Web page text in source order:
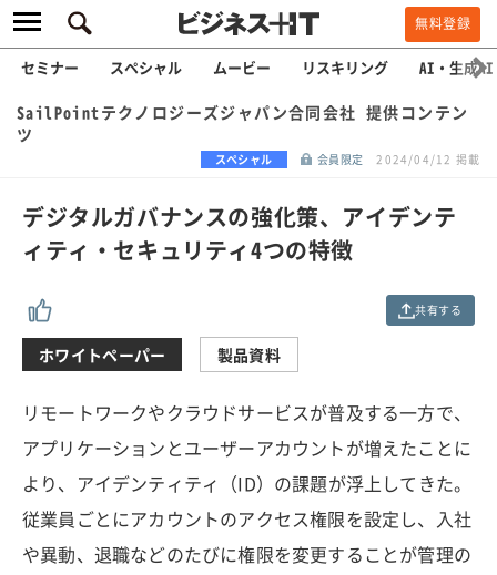
無料登録
セミナー スペシャル ムービー リスキリング AI・生成AI
SailPointテクノロジーズジャパン合同会社 提供コンテン
ツ
スペシャル 会員限定 2024/04/12 掲載
デジタルガバナンスの強化策、アイデンテ
ィティ・セキュリティ4つの特徴
共有する
ホワイトペーパー 製品資料
リモートワークやクラウドサービスが普及する一方で、
アプリケーションとユーザーアカウントが増えたことに
より、アイデンティティ（ID）の課題が浮上してきた。
従業員ごとにアカウントのアクセス権限を設定し、入社
や異動、退職などのたびに権限を変更することが管理の